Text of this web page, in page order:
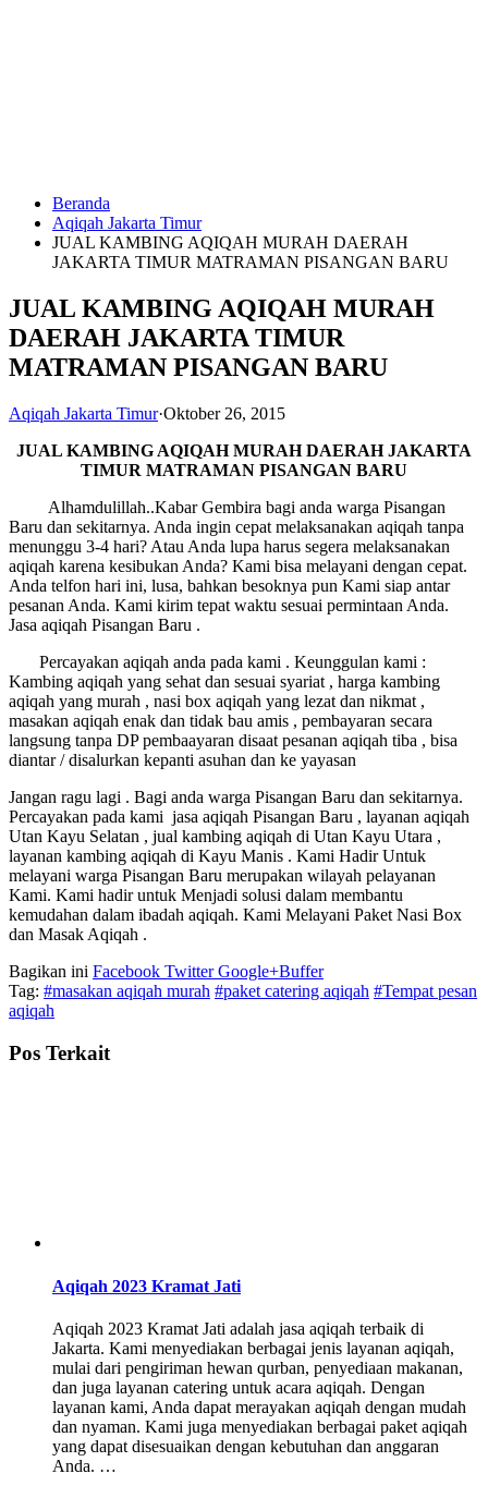
HUBUNGI
KAMI
0823
6713
Beranda
Aqiqah Jakarta Timur
JUAL KAMBING AQIQAH MURAH DAERAH
JAKARTA TIMUR MATRAMAN PISANGAN BARU
JUAL KAMBING AQIQAH MURAH
DAERAH JAKARTA TIMUR
MATRAMAN PISANGAN BARU
Aqiqah Jakarta Timur·Oktober 26, 2015
JUAL KAMBING AQIQAH MURAHDAERAH JAKARTA
TIMUR MATRAMAN PISANGAN BARU
Alhamdulillah..Kabar Gembira bagi anda warga Pisangan
Baru dan sekitarnya. Anda ingin cepat melaksanakan aqiqah tanpa
menunggu 3-4 hari? Atau Anda lupa harus segera melaksanakan
aqiqah karena kesibukan Anda? Kami bisa melayani dengan cepat.
Anda telfon hari ini, lusa, bahkan besoknya pun Kami siap antar
pesanan Anda. Kami kirim tepat waktu sesuai permintaan Anda.
Jasa aqiqah Pisangan Baru .
Percayakan aqiqah anda pada kami . Keunggulan kami :
Kambing aqiqah yang sehat dan sesuai syariat , harga kambing
aqiqah yang murah , nasi box aqiqah yang lezat dan nikmat ,
masakan aqiqah enak dan tidak bau amis , pembayaran secara
langsung tanpa DP pembaayaran disaat pesanan aqiqah tiba , bisa
diantar / disalurkan kepanti asuhan dan ke yayasan
Jangan ragu lagi . Bagi anda warga Pisangan Baru dan sekitarnya.
Percayakan pada kami jasa aqiqah Pisangan Baru , layanan aqiqah
Utan Kayu Selatan , jual kambing aqiqah di Utan Kayu Utara ,
layanan kambing aqiqah di Kayu Manis . Kami Hadir Untuk
melayani warga Pisangan Baru merupakan wilayah pelayanan
Kami. Kami hadir untuk Menjadi solusi dalam membantu
kemudahan dalam ibadah aqiqah. Kami Melayani Paket Nasi Box
dan Masak Aqiqah .
Bagikan ini Facebook TwitterGoogle+Buffer
Tag: #masakan aqiqah murah #paket catering aqiqah #Tempat pesan
aqiqah
Pos Terkait
Aqiqah 2023 Kramat Jati
Aqiqah 2023 Kramat Jati adalah jasa aqiqah terbaik di
Jakarta. Kami menyediakan berbagai jenis layanan aqiqah,
mulai dari pengiriman hewan qurban, penyediaan makanan,
dan juga layanan catering untuk acara aqiqah. Dengan
layanan kami, Anda dapat merayakan aqiqah dengan mudah
dan nyaman. Kami juga menyediakan berbagai paket aqiqah
yang dapat disesuaikan dengan kebutuhan dan anggaran
Anda. …